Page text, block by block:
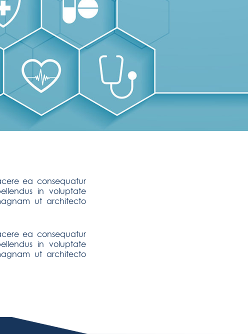
ea consequatur
in voluptate
ut architecto
ea consequatur
in voluptate
ut architecto